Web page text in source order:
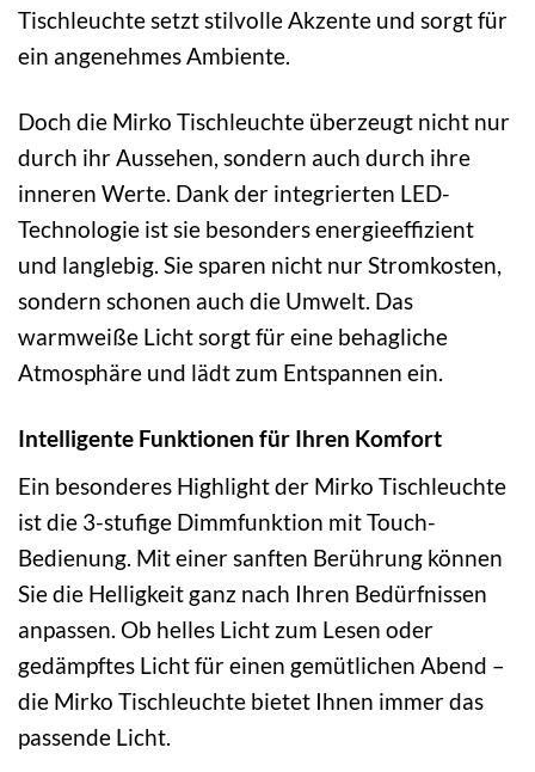
Tischleuchte setzt stilvolle Akzente und sorgt für
ein angenehmes Ambiente.
Doch die Mirko Tischleuchte überzeugt nicht nur
durch ihr Aussehen, sondern auch durch ihre
inneren Werte. Dank der integrierten LED-
Technologie ist sie besonders energieeffizient
und langlebig. Sie sparen nicht nur Stromkosten,
sondern schonen auch die Umwelt. Das
warmweiße Licht sorgt für eine behagliche
Atmosphäre und lädt zum Entspannen ein.
Intelligente Funktionen für Ihren Komfort
Ein besonderes Highlight der Mirko Tischleuchte
ist die 3-stufige Dimmfunktion mit Touch-
Bedienung. Mit einer sanften Berührung können
Sie die Helligkeit ganz nach Ihren Bedürfnissen
anpassen. Ob helles Licht zum Lesen oder
gedämpftes Licht für einen gemütlichen Abend –
die Mirko Tischleuchte bietet Ihnen immer das
passende Licht.